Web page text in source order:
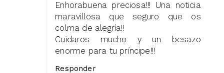
Enhorabuena preciosa!!! Una noticia
maravillosa que seguro que os
colma de alegría!!
Cuidaros mucho y un besazo
enorme para tu príncipe!!!
Responder